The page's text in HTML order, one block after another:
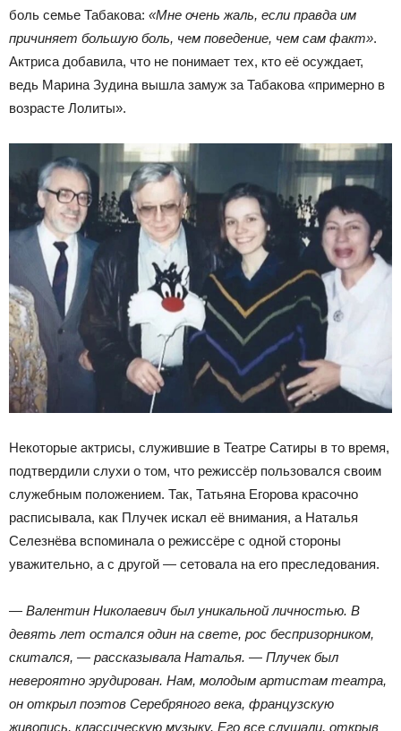
боль семье Табакова: «Мне очень жаль, если правда им
причиняет большую боль, чем поведение, чем сам факт».
Актриса добавила, что не понимает тех, кто её осуждает,
ведь Марина Зудина вышла замуж за Табакова «примерно в
возрасте Лолиты».
Некоторые актрисы, служившие в Театре Сатиры в то время,
подтвердили слухи о том, что режиссёр пользовался своим
служебным положением. Так, Татьяна Егорова красочно
расписывала, как Плучек искал её внимания, а Наталья
Селезнёва вспоминала о режиссёре с одной стороны
уважительно, а с другой — сетовала на его преследования.
— Валентин Николаевич был уникальной личностью. В
девять лет остался один на свете, рос беспризорником,
скитался, — рассказывала Наталья. — Плучек был
невероятно эрудирован. Нам, молодым артистам театра,
он открыл поэтов Серебряного века, французскую
живопись, классическую музыку. Его все слушали, открыв